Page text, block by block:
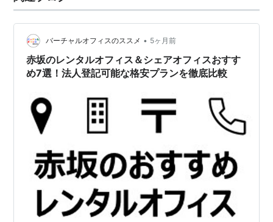
バーチャルオフィスのススメ • 5ヶ月前
赤坂のレンタルオフィス＆シェアオフィスおすす
め7選！法人登記可能な格安プランを徹底比較